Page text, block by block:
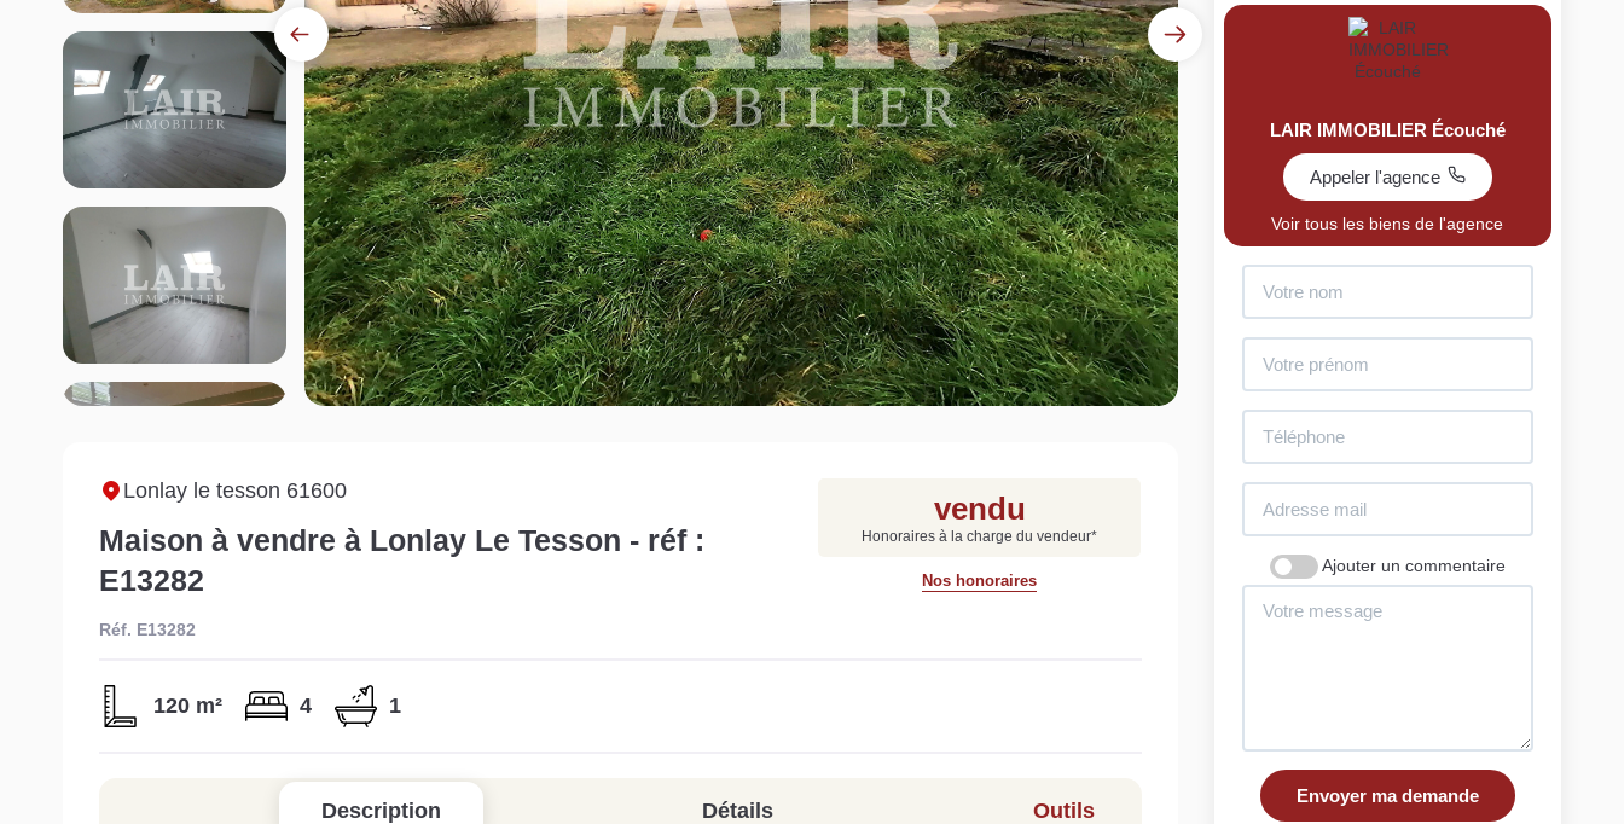
Gratuit
Estimez votre bien en ligne.
Rapide et gratuit, recevez votre estimation en
quelques clics.
Estimer mon bien maintenant
Lonlay le tesson 61600
Maison à vendre à Lonlay Le Tesson - réf :
E13282
Réf. E13282
vendu
Honoraires à la charge du vendeur*
Nos honoraires
120 m² 4 1
Description Détails Outils
LAIR IMMOBILIER Écouché
Appeler l'agence
Voir tous les biens de l'agence
Ajouter un commentaire
Envoyer ma demande